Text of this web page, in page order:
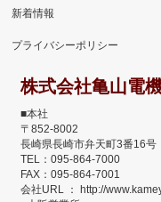
新着情報
プライバシーポリシー
株式会社亀山電
■本社
〒852-8002
長崎県長崎市弁天町3番16号
TEL：095-864-7000
FAX：095-864-7001
会社URL ： http://